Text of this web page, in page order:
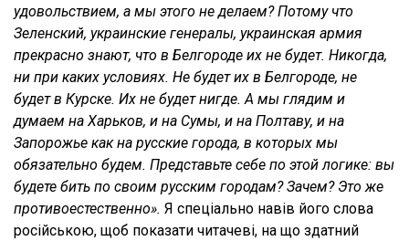
удовольствием, а мы этого не делаем? Потому что
Зеленский, украинские генералы, украинская армия
прекрасно знают, что в Белгороде их не будет. Никогда,
ни при каких условиях. Не будет их в Белгороде, не
будет в Курске. Их не будет нигде. А мы глядим и
думаем на Харьков, и на Сумы, и на Полтаву, и на
Запорожье как на русские города, в которых мы
обязательно будем. Представьте себе по этой логике: вы
будете бить по своим русским городам? Зачем? Это же
противоестественно». Я спеціально навів його слова
російською, щоб показати читачеві, на що здатний